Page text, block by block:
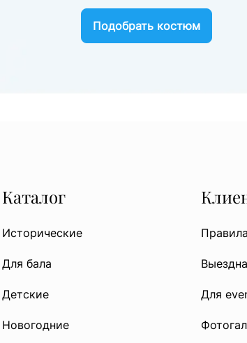
Подобрать костюм
Каталог
Исторические
Для бала
Детские
Новогодние
Для